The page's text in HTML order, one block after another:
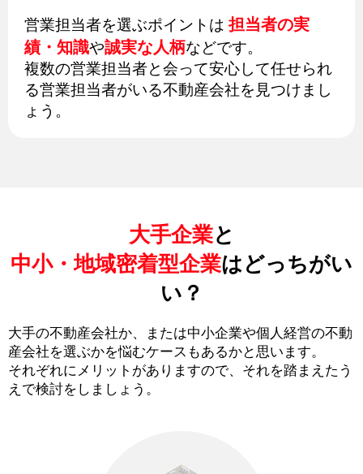
営業担当者を選ぶポイントは 担当者の実
績・知識や誠実な人柄などです。
複数の営業担当者と会って安心して任せられ
る営業担当者がいる不動産会社を見つけまし
ょう。
大手企業と
中小・地域密着型企業はどっちがい
い？
大手の不動産会社か、または中小企業や個人経営の不動
産会社を選ぶかを悩むケースもあるかと思います。
それぞれにメリットがありますので、それを踏まえたう
えで検討をしましょう。